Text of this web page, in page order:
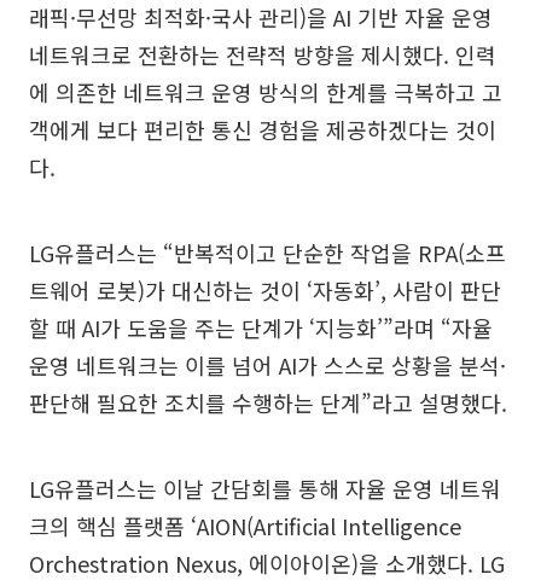
래픽·무선망 최적화·국사 관리)을 AI 기반 자율 운영
네트워크로 전환하는 전략적 방향을 제시했다. 인력
에 의존한 네트워크 운영 방식의 한계를 극복하고 고
객에게 보다 편리한 통신 경험을 제공하겠다는 것이
다.
LG유플러스는 “반복적이고 단순한 작업을 RPA(소프
트웨어 로봇)가 대신하는 것이 ‘자동화’, 사람이 판단
할 때 AI가 도움을 주는 단계가 ‘지능화’”라며 “자율
운영 네트워크는 이를 넘어 AI가 스스로 상황을 분석·
판단해 필요한 조치를 수행하는 단계”라고 설명했다.
LG유플러스는 이날 간담회를 통해 자율 운영 네트워
크의 핵심 플랫폼 ‘AION(Artificial Intelligence
Orchestration Nexus, 에이아이온)을 소개했다. LG